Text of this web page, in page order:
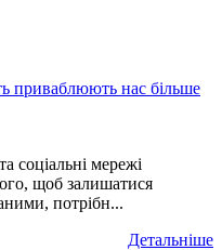
приваблюють нас більше
соціальні мережі
щоб залишатися
потрібн...
Детальніше